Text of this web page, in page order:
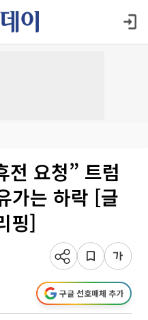
전 요청” 트럼
가는 하락 [글
핑]
구글 선호매체 추가